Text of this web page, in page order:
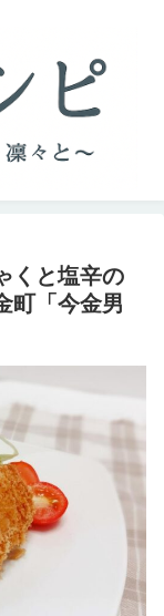
くと塩辛の
町「今金男